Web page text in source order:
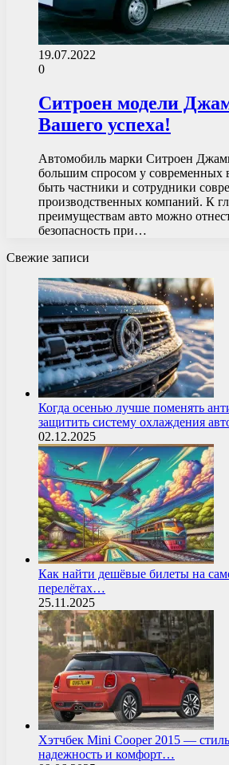
19.07.2022
0
Ситроен модели
Вашего успеха!
Автомобиль марки Ситроен
большим спросом у современных
быть частники и сотрудники
производственных компаний. К
преимуществам авто можно
безопасность при…
Свежие записи
Когда осенью лучше поменять
защитить систему охлаждения
02.12.2025
Как найти дешёвые билеты на
перелётах…
25.11.2025
Хэтчбек Mini Cooper 2015 —
надежность и комфорт…